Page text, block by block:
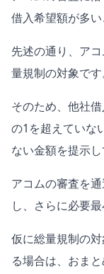
借入希望額が多い
先述の通り、ア
量規制の対象です
そのため、他社
の1を超えていな
ない金額を提示
アコムの審査を
し、さらに必要
仮に総量規制の
る場合は、おま